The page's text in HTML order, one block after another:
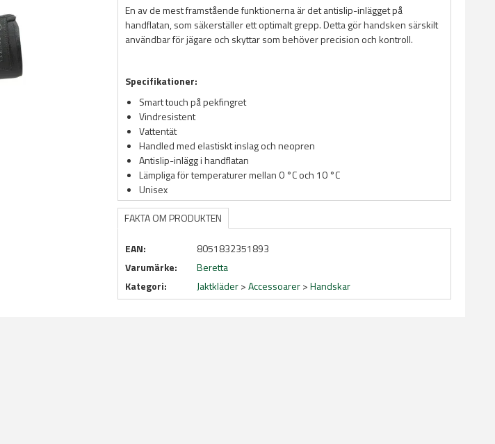
En av de mest framstående funktionerna är det antislip-inlägget på
handflatan, som säkerställer ett optimalt grepp. Detta gör handsken särskilt
användbar för jägare och skyttar som behöver precision och kontroll.
Specifikationer:
Smart touch på pekfingret
Vindresistent
Vattentät
Handled med elastiskt inslag och neopren
Antislip-inlägg i handflatan
Lämpliga för temperaturer mellan 0 °C och 10 °C
Unisex
FAKTA OM PRODUKTEN
EAN:
8051832351893
Varumärke:
Beretta
Kategori:
Jaktkläder>Accessoarer>Handskar